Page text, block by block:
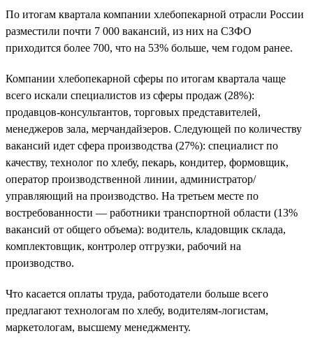
По итогам квартала компании хлебопекарной отрасли России
разместили почти 7 000 вакансий, из них на СЗФО
приходится более 700, что на 53% больше, чем годом ранее.
Компании хлебопекарной сферы по итогам квартала чаще
всего искали специалистов из сферы продаж (28%):
продавцов-консультантов, торговых представителей,
менеджеров зала, мерчандайзеров. Следующей по количеству
вакансий идет сфера производства (27%): специалист по
качеству, технолог по хлебу, пекарь, кондитер, формовщик,
оператор производственной линии, администратор/
управляющий на производство. На третьем месте по
востребованности — работники транспортной области (13%
вакансий от общего объема): водитель, кладовщик склада,
комплектовщик, контролер отгрузки, рабочий на
производство.
Что касается оплаты труда, работодатели больше всего
предлагают технологам по хлебу, водителям-логистам,
маркетологам, высшему менеджменту.